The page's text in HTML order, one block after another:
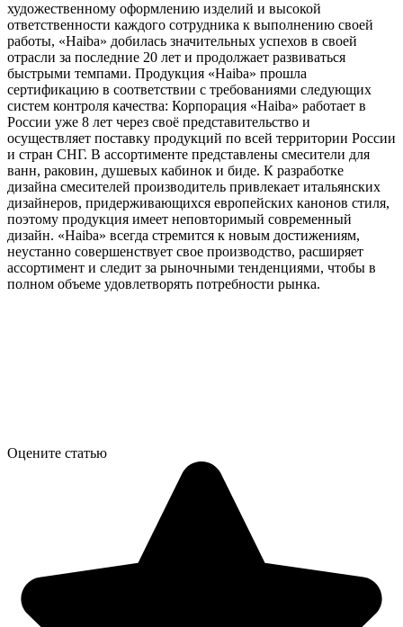
художественному оформлению изделий и высокой
ответственности каждого сотрудника к выполнению своей
работы, «Haiba» добилась значительных успехов в своей
отрасли за последние 20 лет и продолжает развиваться
быстрыми темпами. Продукция «Haiba» прошла
сертификацию в соответствии с требованиями следующих
систем контроля качества: Корпорация «Haiba» работает в
России уже 8 лет через своё представительство и
осуществляет поставку продукций по всей территории России
и стран СНГ. В ассортименте представлены смесители для
ванн, раковин, душевых кабинок и биде. К разработке
дизайна смесителей производитель привлекает итальянских
дизайнеров, придерживающихся европейских канонов стиля,
поэтому продукция имеет неповторимый современный
дизайн. «Haiba» всегда стремится к новым достижениям,
неустанно совершенствует свое производство, расширяет
ассортимент и следит за рыночными тенденциями, чтобы в
полном объеме удовлетворять потребности рынка.
Оцените статью